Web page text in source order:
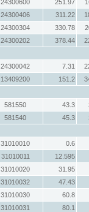
24300600 251.97
24300406 311.22
24300304 330.78
24300202 378.44
24300042 7.31
13409200 151.2
581550 43.3
581540 45.3
31010010
0.6
31010011
12.595
31010020
31.95
31010032
47.43
31010030
60.8
31010031
80.1